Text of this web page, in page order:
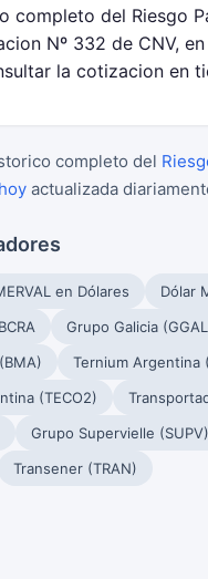
completo del Riesgo
Nº 332 de CNV,
la cotizacion en
completo del
actualizada
en Dólares Dólar
Grupo Galicia
Ternium Argentina
(TECO2)
Grupo Supervielle (SUPV)
Transener (TRAN)